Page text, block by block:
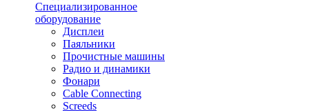
Специализированное
оборудование
Дисплеи
Паяльники
Прочистные машины
Радио и динамики
Фонари
Cable Connecting
Screeds